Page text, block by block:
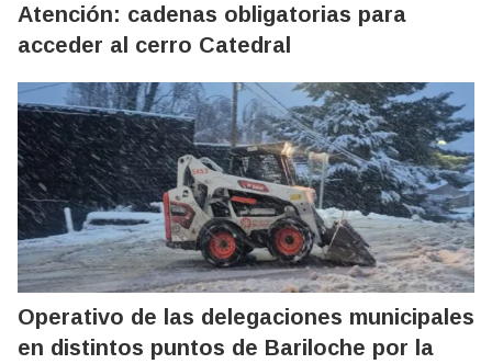
Atención: cadenas obligatorias para
acceder al cerro Catedral
Operativo de las delegaciones municipales
en distintos puntos de Bariloche por la